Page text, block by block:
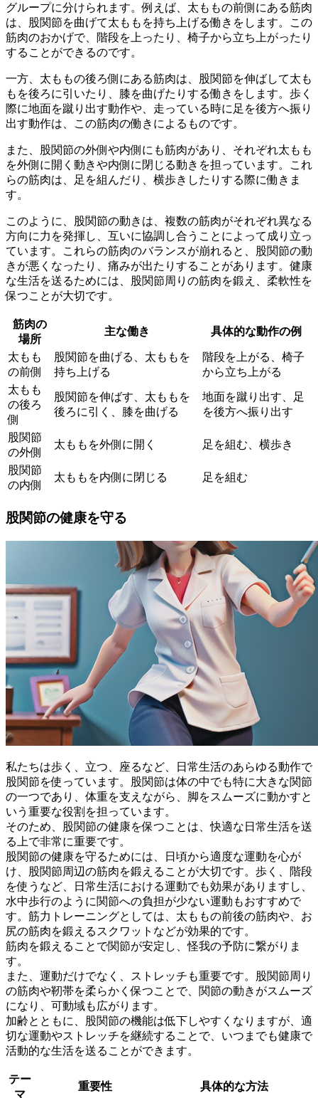
グループに分けられます。例えば、太ももの前側にある筋肉
は、股関節を曲げて太ももを持ち上げる働きをします。この
筋肉のおかげで、階段を上ったり、椅子から立ち上がったり
することができるのです。
一方、太ももの後ろ側にある筋肉は、股関節を伸ばして太も
もを後ろに引いたり、膝を曲げたりする働きをします。歩く
際に地面を蹴り出す動作や、走っている時に足を後方へ振り
出す動作は、この筋肉の働きによるものです。
また、股関節の外側や内側にも筋肉があり、それぞれ太もも
を外側に開く動きや内側に閉じる動きを担っています。これ
らの筋肉は、足を組んだり、横歩きしたりする際に働きま
す。
このように、股関節の動きは、 複数の筋肉がそれぞれ異なる
方向に力を発揮し、互いに協調し合うこと によって成り立っ
ています。これらの筋肉のバランスが崩れると、股関節の動
きが悪くなったり、痛みが出たりすることがあります。健康
な生活を送るためには、股関節周りの筋肉を鍛え、柔軟性を
保つことが大切です。
筋肉の
場所
主な働き 具体的な動作の例
太もも
の前側
股関節を曲げる、太ももを
持ち上げる
階段を上がる、椅子
から立ち上がる
太もも
の後ろ
側
股関節を伸ばす、太ももを
後ろに引く、膝を曲げる
地面を蹴り出す、足
を後方へ振り出す
股関節
の外側
太ももを外側に開く 足を組む、横歩き
股関節
の内側
太ももを内側に閉じる 足を組む
股関節の健康を守る
私たちは歩く、立つ、座るなど、日常生活のあらゆる動作で
股関節を使っています。股関節は体の中でも特に大きな関節
の一つであり、体重を支えながら、脚をスムーズに動かすと
いう重要な役割を担っています。
そのため、股関節の健康を保つことは、快適な日常生活を送
る上で非常に重要です。
股関節の健康を守るためには、日頃から適度な運動を心が
け、股関節周辺の筋肉を鍛えることが大切です。歩く、階段
を使うなど、日常生活における運動でも効果がありますし、
水中歩行のように関節への負担が少ない運動もおすすめで
す。筋力トレーニングとしては、太ももの前後の筋肉や、お
尻の筋肉を鍛えるスクワットなどが効果的です。
筋肉を鍛えることで関節が安定し、怪我の予防に繋がりま
す。
また、運動だけでなく、ストレッチも重要です。股関節周り
の筋肉や靭帯を柔らかく保つことで、関節の動きがスムーズ
になり、可動域も広がります。
加齢とともに、股関節の機能は低下しやすくなりますが、適
切な運動やストレッチを継続することで、いつまでも健康で
活動的な生活を送ることができます。
テー
マ
重要性 具体的な方法